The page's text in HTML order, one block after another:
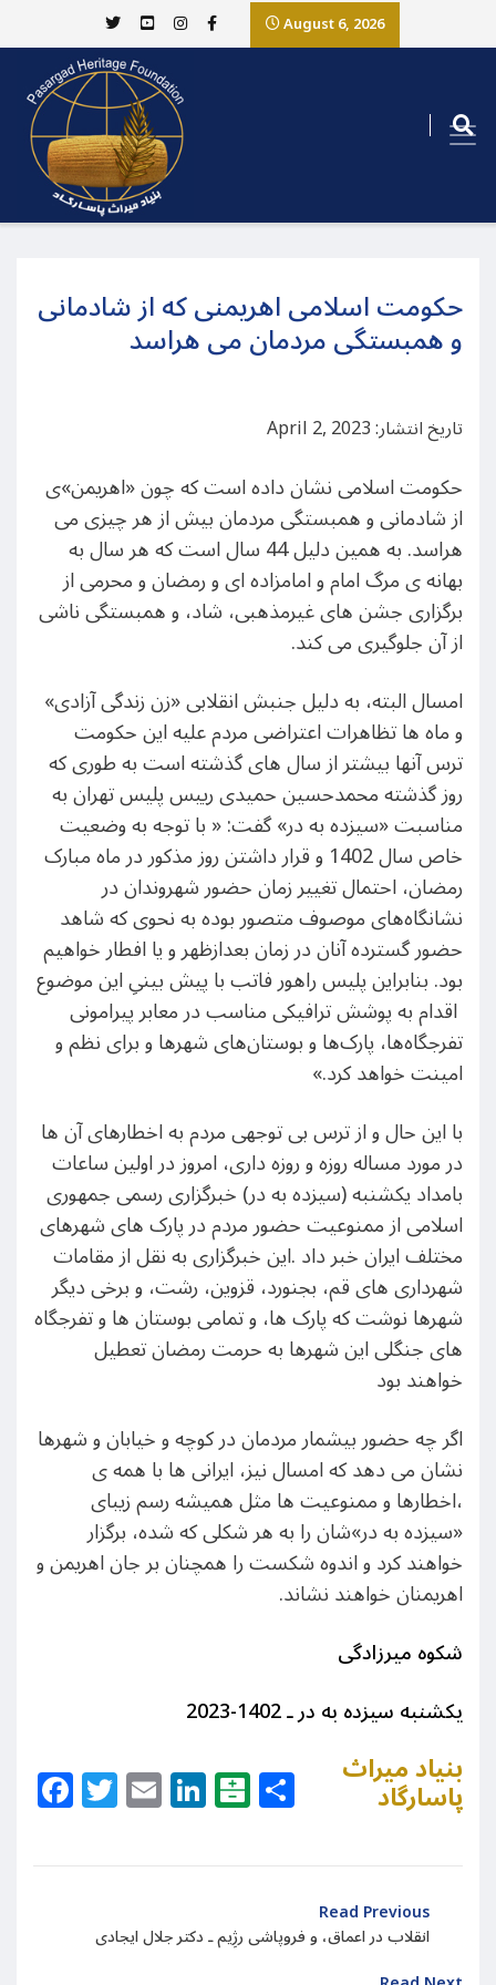
August 6, 2026
حکومت اسلامی اهریمنی که از شادمانی
و همبستگی مردمان می هراسد
تاریخ انتشار: April 2, 2023
حکومت اسلامی نشان داده است که چون «اهریمن»ی
از شادمانی و همبستگی مردمان بیش از هر چیزی می
هراسد. به همین دلیل 44 سال است که هر سال به
بهانه ی مرگ امام و امامزاده ای و رمضان و محرمی از
برگزاری جشن های غیرمذهبی، شاد، و همبستگی ناشی
از آن جلوگیری می کند.
امسال البته، به دلیل جنبش انقلابی «زن زندگی آزادی»
و ماه ها تظاهرات اعتراضی مردم علیه این حکومت
ترس آنها بیشتر از سال های گذشته است به طوری که
روز گذشته محمدحسین حمیدی رییس پلیس تهران به
مناسبت «سیزده به در» گفت: « با توجه به وضعیت
خاص سال 1402 و قرار داشتن روز مذکور در ماه مبارک
رمضان، احتمال تغییر زمان حضور شهروندان در
نشانگاه‌های موصوف متصور بوده به نحوی که شاهد
حضور گسترده آنان در زمان بعدازظهر و یا افطار خواهیم
بود. بنابراین پلیس راهور فاتب با پیش بینیِ این موضوع
اقدام به پوشش ترافیکی مناسب در معابر پیرامونی
تفرجگاه‌ها، پارک‌ها و بوستان‌های شهرها و برای نظم و
امینت خواهد کرد.»
با این حال و از ترس بی توجهی مردم به اخطارهای آن ها
در مورد مساله روزه و روزه داری، امروز در اولین ساعات
بامداد یکشنبه (سیزده به در) خبرگزاری رسمی جمهوری
اسلامی از ممنوعیت حضور مردم در پارک های شهرهای
مختلف ایران خبر داد .این خبرگزاری به نقل از مقامات
شهرداری های قم، بجنورد، قزوین، رشت، و برخی دیگر
شهرها نوشت که پارک ها، و تمامی بوستان ها و تفرجگاه
های جنگلی این شهرها به حرمت رمضان تعطیل
خواهند بود
اگر چه حضور بیشمار مردمان در کوچه و خیابان و شهرها
نشان می دهد که امسال نیز، ایرانی ها با همه ی
،اخطارها و ممنوعیت ها مثل همیشه رسم زیبای
«سیزده به در»شان را به هر شکلی که شده، برگزار
خواهند کرد و اندوه شکست را همچنان بر جان اهریمن و
اهریمنان خواهند نشاند.
شکوه میرزادگی
یکشنبه سیزده به در ـ 1402-2023
Facebook
Twitter
EmailLinkedIn
Balatarin
Share
بنیاد میراث
پاسارگاد
Read Previous
انقلاب در اعماق، و فروپاشی رژِیم ـ دکتر جلال ایجادی